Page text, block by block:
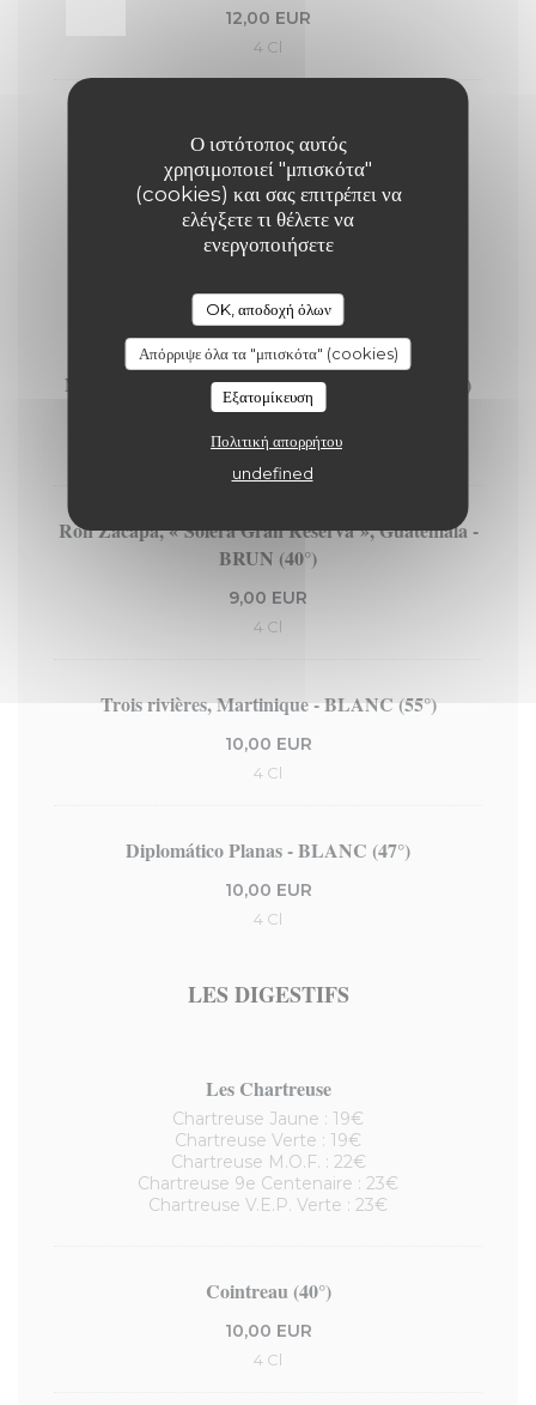
Ο ιστότοπος αυτός
χρησιμοποιεί "μπισκότα"
(cookies) και σας επιτρέπει να
ελέγξετε τι θέλετε να
ενεργοποιήσετε
OK, αποδοχή όλων
Απόρριψε όλα τα "μπισκότα" (cookies)
Εξατομίκευση
Πολιτική απορρήτου
undefined
12,00 EUR
4 Cl
11,00 EUR
4 Cl
4 cl
Norman ‘Sailor Jerry’ Collins, épicé - BRUN (40°)
4 Cl
Ron Zacapa, « Solera Gran Reserva », Guatemala -
BRUN (40°)
9,00 EUR
4 Cl
Trois rivières, Martinique - BLANC (55°)
10,00 EUR
4 Cl
Diplomático Planas - BLANC (47°)
10,00 EUR
4 Cl
LES DIGESTIFS
Les Chartreuse
Chartreuse Jaune : 19€
Chartreuse Verte : 19€
Chartreuse M.O.F. : 22€
Chartreuse 9e Centenaire : 23€
Chartreuse V.E.P. Verte : 23€
Cointreau (40°)
10,00 EUR
4 Cl